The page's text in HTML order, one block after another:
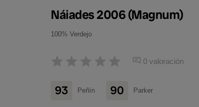
Náiades 2006 (Magnum)
100% Verdejo
0 valoración
93 Peñín 90 Parker